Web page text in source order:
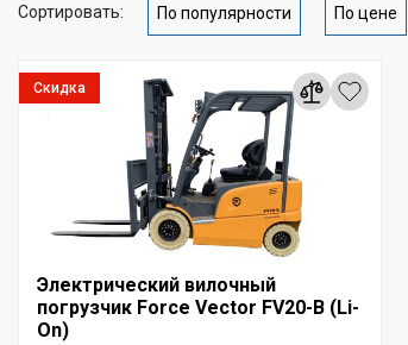
Сортировать: По популярности По цене
Скидка
Электрический вилочный
погрузчик Force Vector FV20-B (Li-
On)